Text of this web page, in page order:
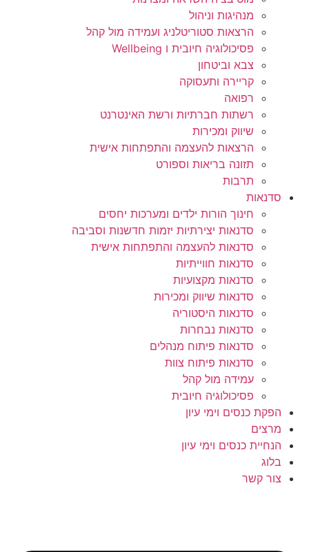
מנהיגות וניהול
הרצאות סטוריטלניג ועמידה מול קהל
פסיכולוגיה חיובית ו Wellbeing
צבא וביטחון
קריירה ותעסוקה
רפואה
רשתות חברתיות ורשת האינטרנט
שיווק ומכירות
הרצאות להעצמה והתפתחות אישית
תזונה בריאות וספורט
תרבות
סדנאות
חינוך הורות ילדים ומערכות יחסים
סדנאות יצירתיות יזמות חדשנות וסביבה
סדנאות להעצמה והתפתחות אישית
סדנאות חווייתיות
סדנאות מקצועיות
סדנאות שיווק ומכירות
סדנאות היסטוריה
סדנאות נבחרות
סדנאות פיתוח מנהלים
סדנאות פיתוח צוות
עמידה מול קהל
פסיכולוגיה חיובית
הפקת כנסים וימי עיון
מרצים
הנחיית כנסים וימי עיון
בלוג
צור קשר